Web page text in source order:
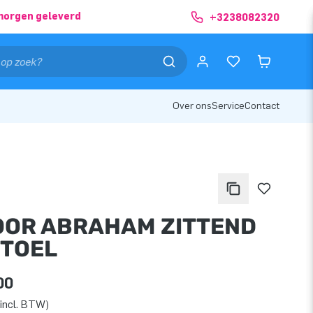
geleverd +3238082320
Over onsServiceContact
ABRAHAM ZITTEND
BTW)